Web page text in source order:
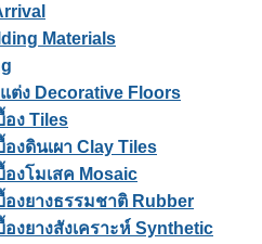
Materials
ต่ง Decorative Floors
อง Tiles
องดินเผา Clay Tiles
องโมเสค Mosaic
องยางธรรมชาติ Rubber
องยางสังเคราะห์ Synthetic